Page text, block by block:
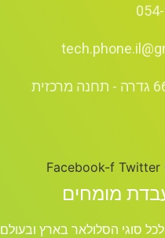
הרצל 66 גדרה - תחנה מרכזית
Facebook-f Twitter
מומחים
סוגי הסלולאר בארץ ובעולם